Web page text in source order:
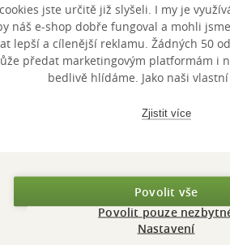
Více o nás
jste určitě již slyšeli. I my je
náš e-shop dobře fungoval a mohli
lepší a cílenější reklamu. Žádných 50
předat marketingovým platformám i
bedlivě hlídáme. Jako naši
Zjistit více
Povolit vše
Povolit pouze
Nastavení